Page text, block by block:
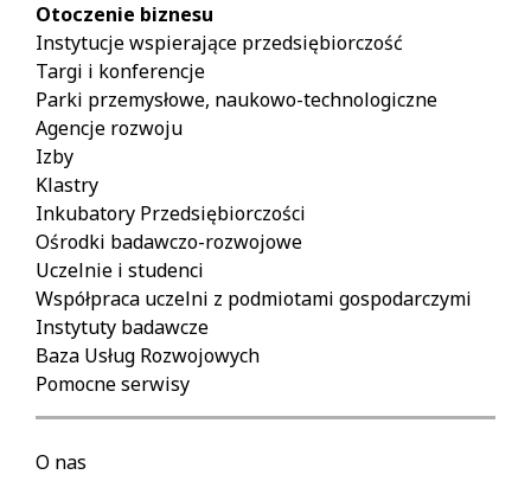
Otoczenie biznesu
Instytucje wspierające przedsiębiorczość
Targi i konferencje
Parki przemysłowe, naukowo-technologiczne
Agencje rozwoju
Izby
Klastry
Inkubatory Przedsiębiorczości
Ośrodki badawczo-rozwojowe
Uczelnie i studenci
Współpraca uczelni z podmiotami gospodarczymi
Instytuty badawcze
Baza Usług Rozwojowych
Pomocne serwisy
O nas